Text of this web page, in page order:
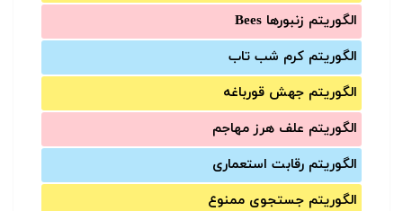
الگوریتم زنبورها Bees
الگوریتم کرم شب تاب
الگوریتم جهش قورباغه
الگوریتم علف هرز مهاجم
الگوریتم رقابت استعماری
الگوریتم جستجوی ممنوع